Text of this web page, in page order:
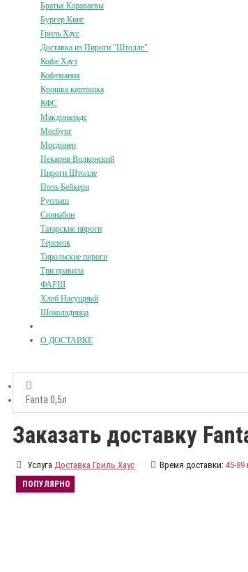
Братья Караваевы
Бургер Кинг
Гриль Хаус
Доставка из Пироги "Штолле"
Кофе Хауз
Кофемания
Крошка картошка
КФС
Макдональдс
Мосбург
Мосдонер
Пекарня Волконский
Пироги Штолле
Поль Бейкери
Руспыш
Синнабон
Татарские пироги
Теремок
Тирольские пироги
Три правила
ФАРШ
Хлеб Насущный
Шоколадница
О ДОСТАВКЕ
Fanta 0,5л
Заказать доставку
Услуга Доставка Гриль Хаус Время доставки: 45-
ПОПУЛЯРНО